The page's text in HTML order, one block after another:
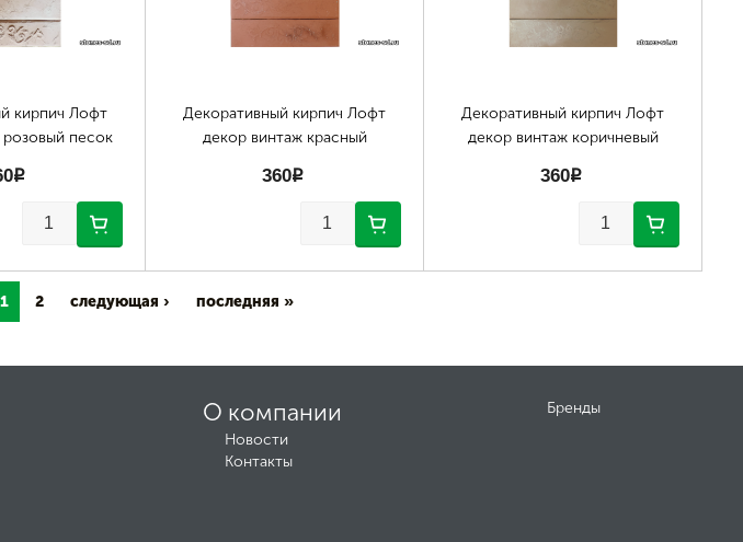
кирпич Лофт
песок
p
Декоративный кирпич Лофт
декор винтаж красный
360p
Декоративный кирпич Лофт
декор винтаж коричневый
360p
1 2 следующая › последняя »
О компании
Новости
Контакты
Бренды